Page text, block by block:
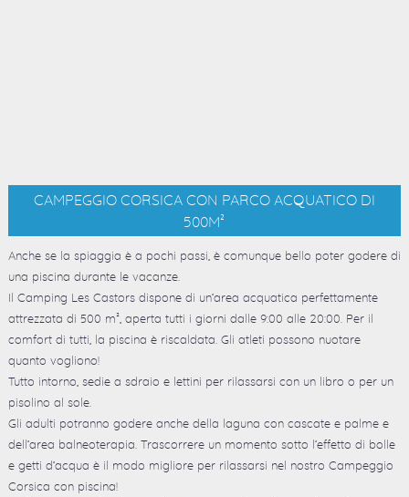
CAMPEGGIO CORSICA CON PARCO ACQUATICO DI
500M²
Anche se la spiaggia è a pochi passi, è comunque bello poter godere di
una piscina durante le vacanze.
Il Camping Les Castors dispone di un’area acquatica perfettamente
attrezzata di 500 m², aperta tutti i giorni dalle 9:00 alle 20:00. Per il
comfort di tutti, la piscina è riscaldata. Gli atleti possono nuotare
quanto vogliono!
Tutto intorno, sedie a sdraio e lettini per rilassarsi con un libro o per un
pisolino al sole.
Gli adulti potranno godere anche della laguna con cascate e palme e
dell’area balneoterapia. Trascorrere un momento sotto l’effetto di bolle
e getti d’acqua è il modo migliore per rilassarsi nel nostro Campeggio
Corsica con piscina!